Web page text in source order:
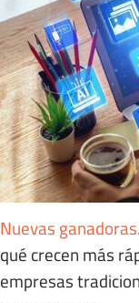
Nuevas ganadoras.
qué crecen más
empresas